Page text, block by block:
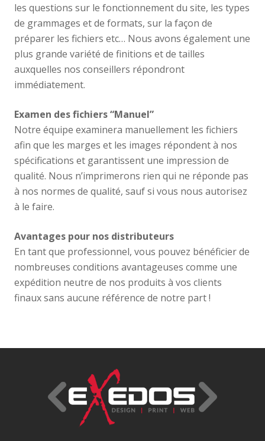
les questions sur le fonctionnement du site, les types
de grammages et de formats, sur la façon de
préparer les fichiers etc… Nous avons également une
plus grande variété de finitions et de tailles
auxquelles nos conseillers répondront
immédiatement.
Examen des fichiers “Manuel”
Notre équipe examinera manuellement les fichiers
afin que les marges et les images répondent à nos
spécifications et garantissent une impression de
qualité. Nous n’imprimerons rien qui ne réponde pas
à nos normes de qualité, sauf si vous nous autorisez
à le faire.
Avantages pour nos distributeurs
En tant que professionnel, vous pouvez bénéficier de
nombreuses conditions avantageuses comme une
expédition neutre de nos produits à vos clients
finaux sans aucune référence de notre part !